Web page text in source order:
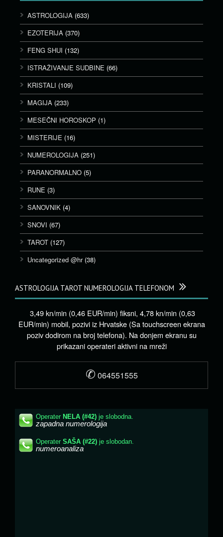
ASTROLOGIJA (633)
EZOTERIJA (370)
FENG SHUI (132)
ISTRAŽIVANJE SUDBINE (66)
KRISTALI (109)
MAGIJA (233)
MESEČNI HOROSKOP (1)
MISTERIJE (16)
NUMEROLOGIJA (251)
PARANORMALNO (5)
RUNE (3)
SANOVNIK (4)
SNOVI (67)
TAROT (127)
Uncategorized @hr(38)
ASTROLOGIJA TAROT NUMEROLOGIJA TELEFONOM
3,49 kn/min (0,46 EUR/min) fiksni, 4,78 kn/min (0,63
EUR/min) mobil, pozivi iz Hrvatske (Sa touchscreen ekrana
poziv dodirom na broj telefona). Na donjem ekranu su
prikazani operateri aktivni na mreži
✆ 064551555